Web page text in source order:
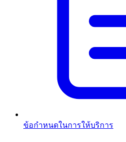
ข้อกำหนดในการให้บริการ